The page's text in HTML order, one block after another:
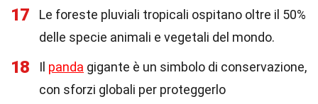
17
Le foreste pluviali tropicali ospitano oltre il 50%
delle specie animali e vegetali del mondo.
18 Il panda gigante è un simbolo di conservazione,
con sforzi globali per proteggerlo